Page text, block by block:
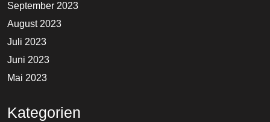
September 2023
August 2023
Juli 2023
Juni 2023
Mai 2023
Kategorien